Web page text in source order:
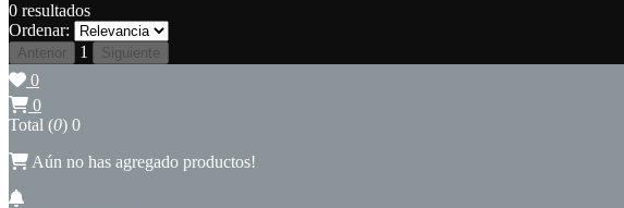
0 resultados
Ordenar:
Anterior 1 Siguiente
0
0
Total (0) 0
Aún no has agregado productos!